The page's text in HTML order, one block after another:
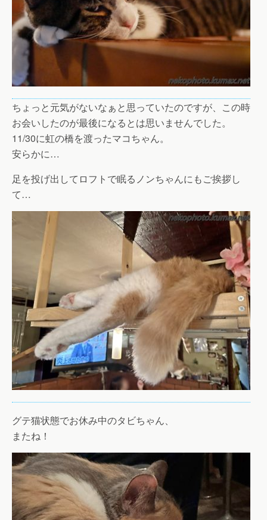
ちょっと元気がないなぁと思っていたのですが、この時
お会いしたのが最後になるとは思いませんでした。
11/30に虹の橋を渡ったマコちゃん。
安らかに…
足を投げ出してロフトで眠るノンちゃんにもご挨拶し
て…
グテ猫状態でお休み中のタビちゃん、
またね！